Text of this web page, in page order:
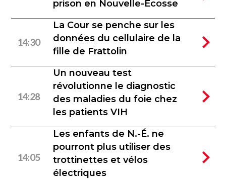
prison en Nouvelle-Écosse
14:30
La Cour se penche sur les
données du cellulaire de la
fille de Frattolin
14:28
Un nouveau test
révolutionne le diagnostic
des maladies du foie chez
les patients VIH
14:05
Les enfants de N.-É. ne
pourront plus utiliser des
trottinettes et vélos
électriques